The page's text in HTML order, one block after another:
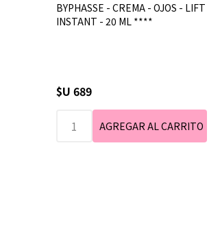
BYPHASSE - CREMA - OJOS - LIFT
INSTANT - 20 ML ****
$U 689